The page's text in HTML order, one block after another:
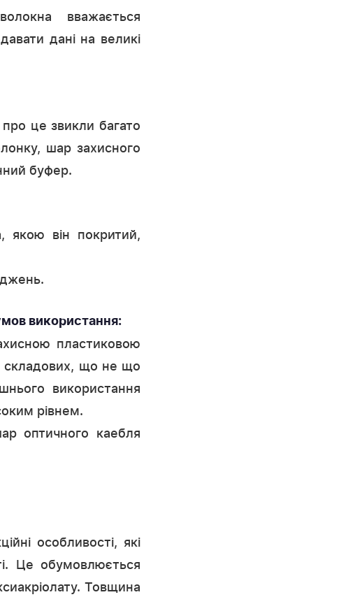
вважається
дані на великі
це звикли багато
шар захисного
буфер.
якою він покритий,
використання:
пластиковою
складових, що не що
використання
рівнем.
оптичного каебля
особливості, які
Це обумовлюється
Товщина